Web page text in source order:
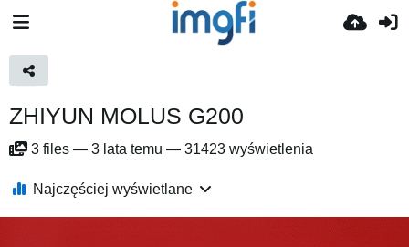
ZHIYUN MOLUS G200
3 files — 3 lata temu — 31423 wyświetlenia
Najczęściej wyświetlane